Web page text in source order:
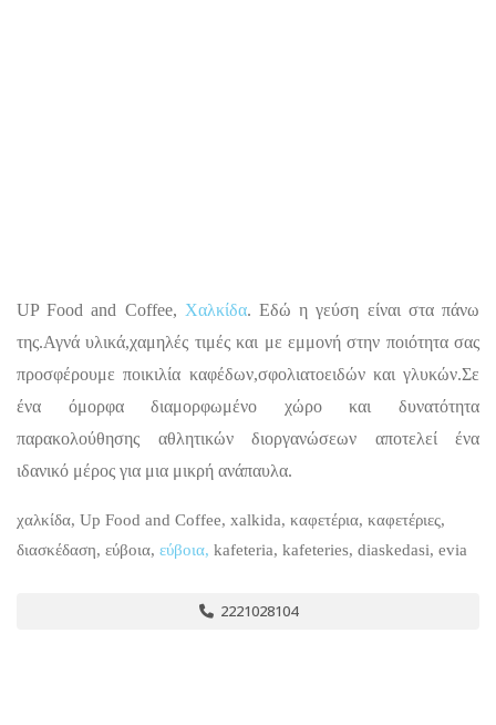
UP Food and Coffee, Χαλκίδα. Εδώ η γεύση είναι στα πάνω
της.Αγνά υλικά,χαμηλές τιμές και με εμμονή στην ποιότητα σας
προσφέρουμε ποικιλία καφέδων,σφολιατοειδών και γλυκών.Σε
ένα όμορφα διαμορφωμένο χώρο και δυνατότητα
παρακολούθησης αθλητικών διοργανώσεων αποτελεί ένα
ιδανικό μέρος για μια μικρή ανάπαυλα.
χαλκίδα, Up Food and Coffee, xalkida, καφετέρια, καφετέριες,
διασκέδαση, εύβοια, εύβοια, kafeteria, kafeteries, diaskedasi, evia
2221028104